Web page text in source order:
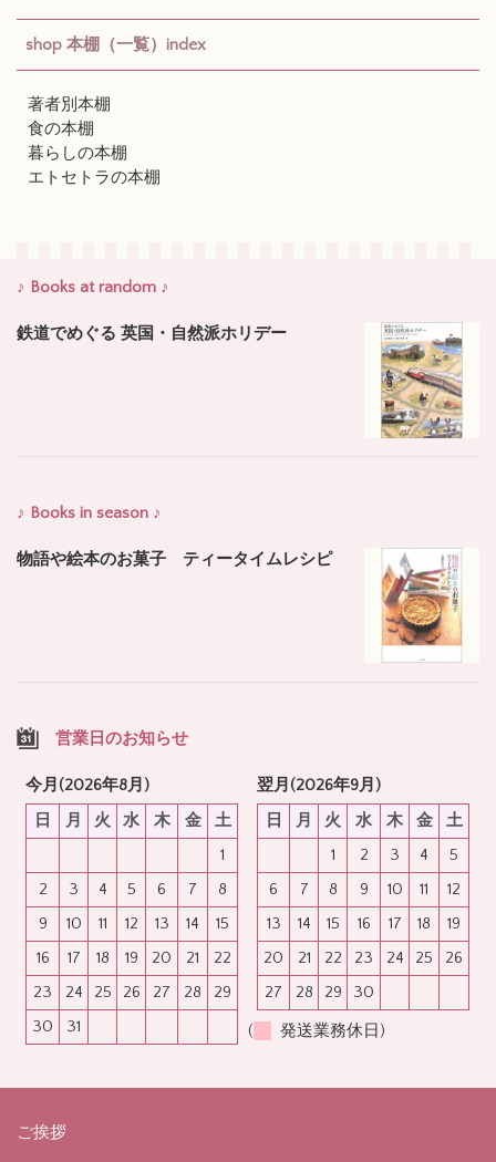
shop 本棚（一覧）index
著者別本棚
食の本棚
暮らしの本棚
エトセトラの本棚
♪ Books at random ♪
鉄道でめぐる 英国・自然派ホリデー
♪ Books in season ♪
物語や絵本のお菓子 ティータイムレシピ
営業日のお知らせ
今月(2026年8月)
日
月 火 水 木 金
土
1
2
3 4 5 6 7
8
9
10 11 12 13 14
15
16
17 18 19 20 21
22
23
24 25 26 27 28
29
30
31
翌月(2026年9月)
日
月 火 水 木 金
土
1
2 3 4
5
6
7 8 9 10 11
12
13
14 15 16 17 18
19
20
21 22 23 24 25
26
27
28 29 30
( 発送業務休日)
ご挨拶